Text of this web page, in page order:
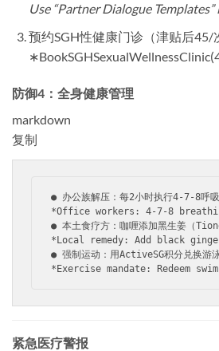
Use “Partner Dialogue
预约SGH性健康门诊（津贴后45/
∗BookSGHSexualWellnessClinic(
防御4：全身健康管理
markdown
复制
*Office workers: 4-7-8
*Local remedy: Add black
*Exercise mandate: Redeem
紧急医疗警报